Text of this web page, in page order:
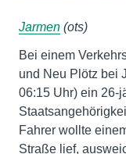
Jarmen (ots)
Bei einem
und Neu Plötz bei
06:15 Uhr) ein 26-
Fahrer wollte
Straße lief,